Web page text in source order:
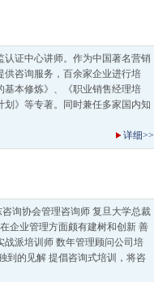
证中心讲师。作为中国著名营销
供咨询服务，百余家企业进行培
本修炼》、《职业销售经理培
》等专著。同时兼任多家国内知
详细>>
询协会管理咨询师 复旦大学总裁
企业管理方面颇有建树和创新 善
派培训师 数年管理顾问公司培
到的见解 提倡咨询式培训，将咨